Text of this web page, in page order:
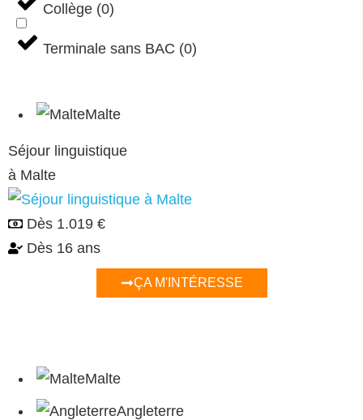
Collège (0)
Terminale sans BAC (0)
Malte
Séjour linguistique
à Malte
Dès 1.019 €
Dès 16 ans
ÇA M'INTÉRESSE
Malte
Angleterre